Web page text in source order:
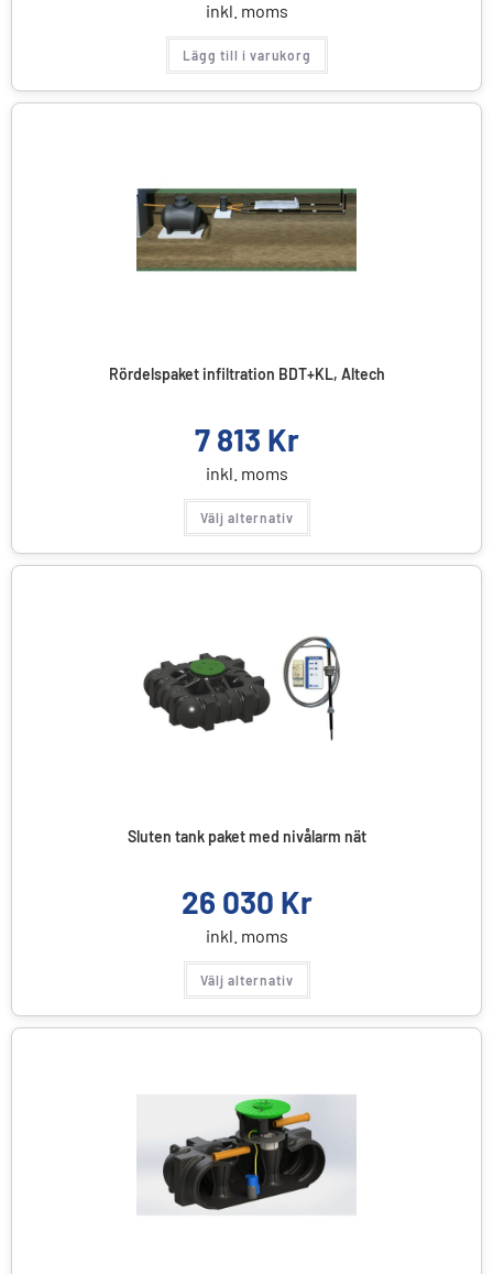
inkl. moms
Lägg till i varukorg
Rördelspaket infiltration BDT+KL, Altech
7 813 Kr
inkl. moms
Välj alternativ
Sluten tank paket med nivålarm nät
26 030 Kr
inkl. moms
Välj alternativ